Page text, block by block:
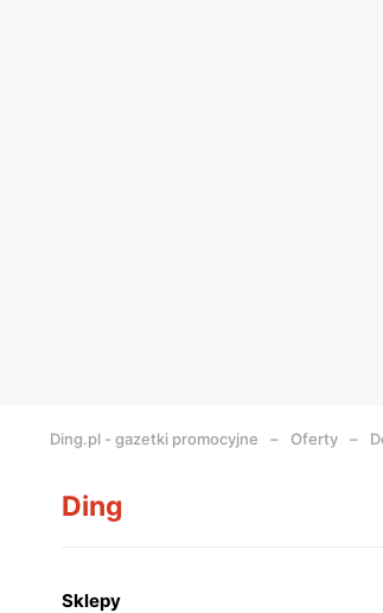
Ding.pl - gazetki promocyjne Oferty
Ding
Sklepy